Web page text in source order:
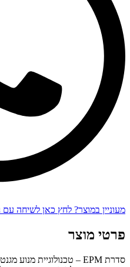
מעוניין במוצר? לחץ כאן לשיחה עם
פרטי מוצר